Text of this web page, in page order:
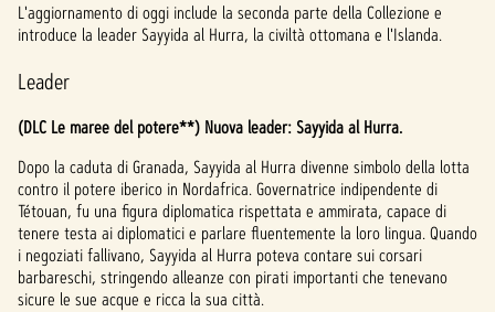
L'aggiornamento di oggi include la seconda parte della Collezione e
introduce la leader Sayyida al Hurra, la civiltà ottomana e l'Islanda.
Leader
(DLC Le maree del potere**) Nuova leader: Sayyida al Hurra.
Dopo la caduta di Granada, Sayyida al Hurra divenne simbolo della lotta
contro il potere iberico in Nordafrica. Governatrice indipendente di
Tétouan, fu una figura diplomatica rispettata e ammirata, capace di
tenere testa ai diplomatici e parlare fluentemente la loro lingua. Quando
i negoziati fallivano, Sayyida al Hurra poteva contare sui corsari
barbareschi, stringendo alleanze con pirati importanti che tenevano
sicure le sue acque e ricca la sua città.